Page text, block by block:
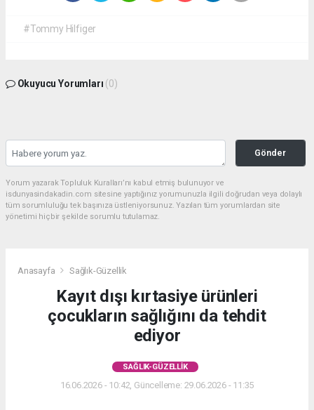
#Tommy Hilfiger
Okuyucu Yorumları (0)
Gönder
Yorum yazarak Topluluk Kuralları’nı kabul etmiş bulunuyor ve
isdunyasindakadin.com sitesine yaptığınız yorumunuzla ilgili doğrudan veya dolaylı
tüm sorumluluğu tek başınıza üstleniyorsunuz. Yazılan tüm yorumlardan site
yönetimi hiçbir şekilde sorumlu tutulamaz.
Anasayfa Sağlık-Güzellik
Kayıt dışı kırtasiye ürünleri
çocukların sağlığını da tehdit
ediyor
SAĞLIK-GÜZELLIK
16.06.2026 - 10:42, Güncelleme: 29.06.2026 - 11:35